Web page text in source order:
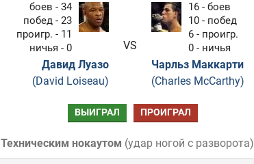
боев - 34
побед - 23
проигр. - 11
ничья - 0
Давид Луазо
(David Loiseau)
VS
16 - боев
10 - побед
6 - проигр.
0 - ничья
Чарльз Маккарти
(Charles McCarthy)
ВЫИГРАЛ ПРОИГРАЛ
Техническим нокаутом (удар ногой с разворота)